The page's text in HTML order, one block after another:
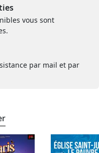
vous sont
par mail et par